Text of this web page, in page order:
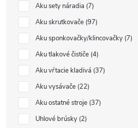
Aku sety náradia 7
Aku skrutkovače 97
Aku sponkovačky/klincovačky 7
Aku tlakové čističe 4
Aku vŕtacie kladivá 37
Aku vysávače 22
Aku ostatné stroje 37
Uhlové brúsky 2